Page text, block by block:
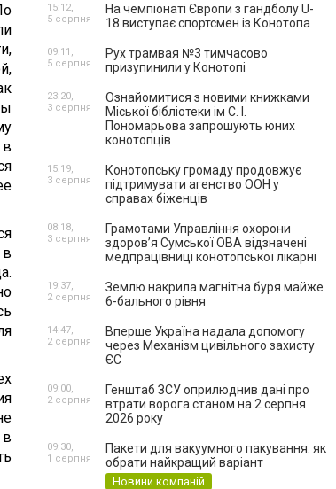
На чемпіонаті Європи з гандболу U-
18 виступає спортсмен із Конотопа
15:12,
5 серпня
Рух трамвая №3 тимчасово
призупинили у Конотопі
09:11,
5 серпня
Ознайомитися з новими книжками
Міської бібліотеки ім С. І.
Пономарьова запрошують юних
конотопців
23:20,
3 серпня
Конотопську громаду продовжує
підтримувати агенство ООН у
справах біженців
15:19,
3 серпня
Грамотами Управління охорони
здоров’я Сумської ОВА відзначені
медпрацівниці конотопської лікарні
08:18,
3 серпня
Землю накрила магнітна буря майже
6-бального рівня
19:37,
2 серпня
Вперше Україна надала допомогу
через Механізм цивільного захисту
ЄС
14:47,
2 серпня
Генштаб ЗСУ оприлюднив дані про
втрати ворога станом на 2 серпня
2026 року
09:00,
2 серпня
Пакети для вакуумного пакування: як
обрати найкращий варіант
Новини компаній
09:30,
1 серпня